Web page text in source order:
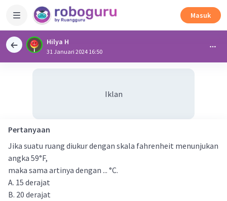
Masuk
Hilya H
31 Januari 2024 16:50
Iklan
Pertanyaan
Jika suatu ruang diukur dengan skala fahrenheit menunjukan
angka 59°F,
maka sama artinya dengan ... °C.
A. 15 derajat
B. 20 derajat